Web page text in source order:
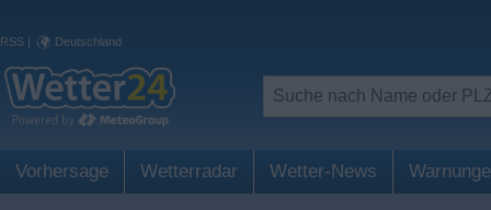
RSS | Deutschland
Vorhersage Wetterradar Wetter-News